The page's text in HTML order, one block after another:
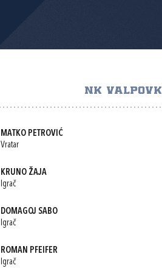
NK
MATKO PETROVIĆ
Vratar
KRUNO ŽAJA
Igrač
DOMAGOJ SABO
Igrač
ROMAN PFEIFER
Igrač